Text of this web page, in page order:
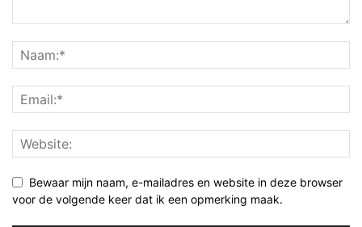
Bewaar mijn naam, e-mailadres en website in deze browser
voor de volgende keer dat ik een opmerking maak.